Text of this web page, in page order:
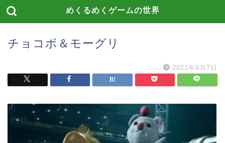
めくるめくゲームの世界
チョコボ＆モーグリ
2021年9月7日